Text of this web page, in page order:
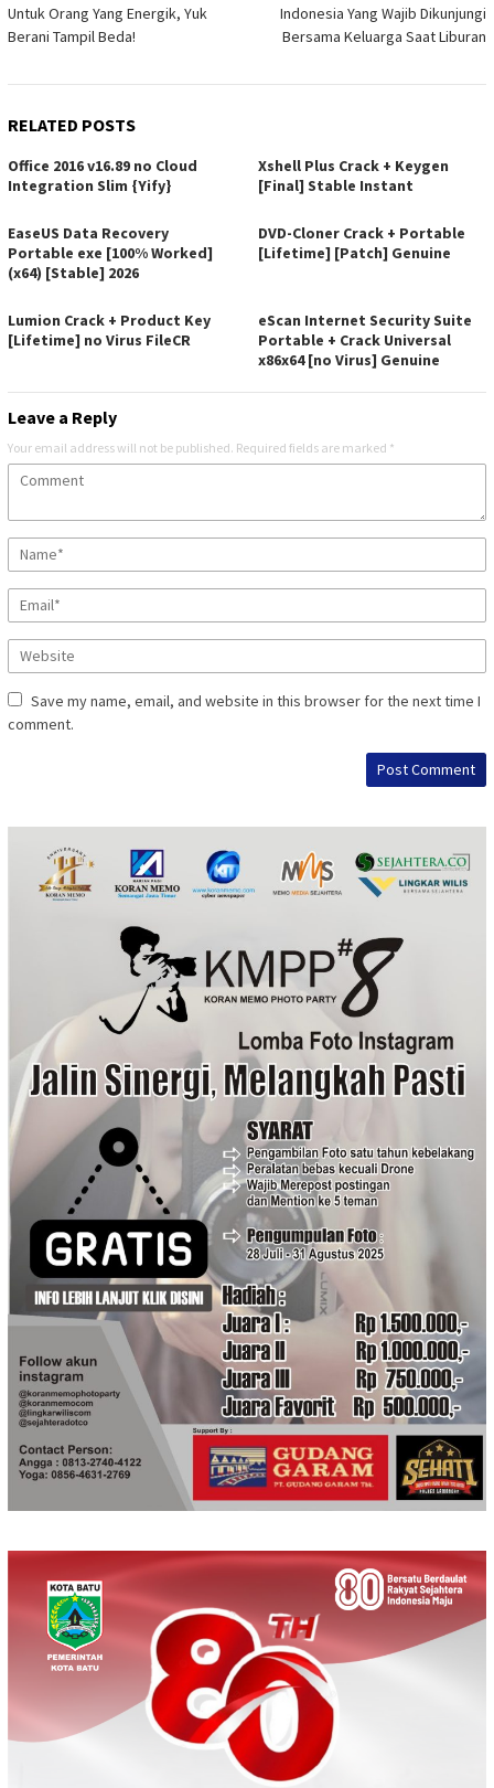
Untuk Orang Yang Energik, Yuk
Berani Tampil Beda!
Indonesia Yang Wajib Dikunjungi
Bersama Keluarga Saat Liburan
RELATED POSTS
Office 2016 v16.89 no Cloud
Integration Slim {Yify}
Xshell Plus Crack + Keygen
[Final] Stable Instant
EaseUS Data Recovery
Portable exe [100% Worked]
(x64) [Stable] 2026
DVD-Cloner Crack + Portable
[Lifetime] [Patch] Genuine
Lumion Crack + Product Key
[Lifetime] no Virus FileCR
eScan Internet Security Suite
Portable + Crack Universal
x86x64 [no Virus] Genuine
Leave a Reply
Your email address will not be published. Required fields are marked *
Save my name, email, and website in this browser for the next time I
comment.